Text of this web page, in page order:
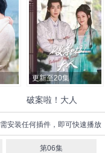
淼 林
更新至20集
破案啦！大人
周熙哲 李嫣婷 小桃 吴泽
昊
安装任何插件，即可快速播放
第06集